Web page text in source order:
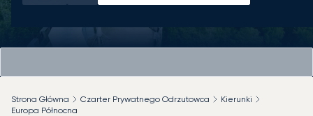
Strona Główna Czarter Prywatnego Odrzutowca
Kierunki
Europa Północna